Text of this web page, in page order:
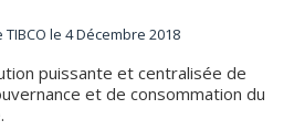
le 4 Décembre 2018
puissante et centralisée de
et de consommation du